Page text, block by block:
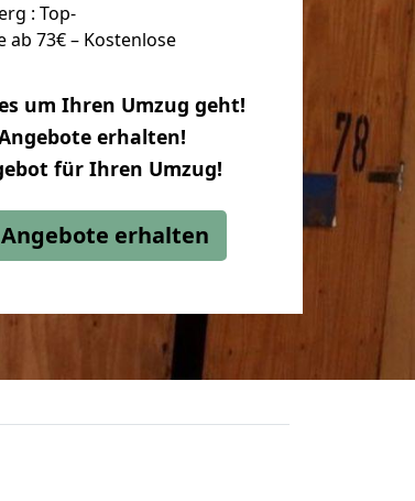
: Top-
73€ – Kostenlose
um Ihren Umzug geht!
erhalten!
für Ihren Umzug!
erhalten